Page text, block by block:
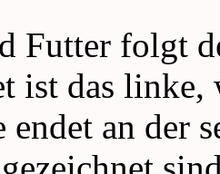
Futter folgt
ist das linke,
endet an der